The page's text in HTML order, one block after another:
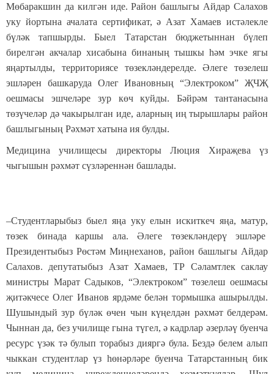
Мөбаракшин да килгән иде. Район башлыгы Айдар Салахов
уку йортына ачалата сертификат, ә Азат Хамаев истәлекле
бүләк тапшырды. Быел Татарстан бюджетыннан бүлеп
бирелгән акчалар хисабына бинаның тышкы һәм эчке ягы
яңартылды, территориясе төзекләндерелде. Әлеге төзелеш
эшләрен башкаруда Олег Ивановның “Электроком” ҖЧҖ
оешмасы эшчеләре зур көч куйды. Бәйрәм тантанасына
төзүчеләр дә чакырылган иде, аларның иң тырышлары район
башлыгының Рәхмәт хатына ия булды.
Медицина училищесы директоры Люция Хираҗева үз
чыгышын рәхмәт сүзләреннән башлады.
–Студентларыбыз быел яңа уку елын искиткеч яңа, матур,
төзек бинада каршы ала. Әлеге төзекләндерү эшләре
Президентыбыз Рөстәм Миңнеханов, район башлыгы Айдар
Салахов. депутатыбыз Азат Хамаев, ТР Сәламтлек саклау
министры Марат Садыков, “Электроком” төзелеш оешмасы
җитәкчесе Олег Иванов ярдәме белән тормышка ашырылды.
Шушындый зур бүләк өчен чын күңелдән рәхмәт белдерәм.
Чыннан да, без училище гына түгел, ә кадрлар әзерләү буенча
ресурс үзәк тә булып торабыз дияргә була. Бездә белем алып
чыккан студентлар үз һөнәрләре буенча Татарстанның бик